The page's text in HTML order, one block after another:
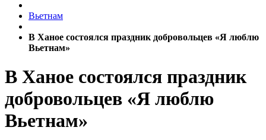
Вьетнам
В Ханое состоялся праздник добровольцев «Я люблю
Вьетнам»
В Ханое состоялся праздник
добровольцев «Я люблю
Вьетнам»